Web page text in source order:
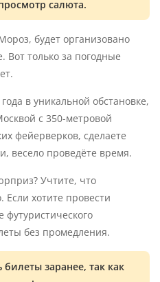
салюта.
будет организовано
Вот только за погодные
в уникальной обстановке,
с 350-метровой
фейерверков, сделаете
весело проведёте время.
Учтите, что
Если хотите провести
без промедления.
заранее, так как